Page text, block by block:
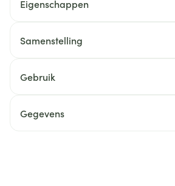
Eigenschappen
Samenstelling
Gebruik
Gegevens